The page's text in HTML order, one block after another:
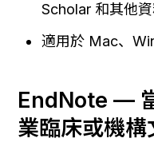
Scholar 和其他
適用於 Mac、
EndNote —
業臨床或機